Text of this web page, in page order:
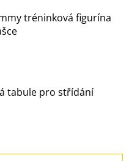
tréninková figurína
tabule pro střídání